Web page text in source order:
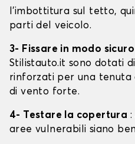
l'imbottitura sul tetto,
parti del veicolo.
3- Fissare in modo
Stilistauto.it sono dotati
rinforzati per una tenuta
di vento forte.
4- Testare la copertura :
aree vulnerabili siano